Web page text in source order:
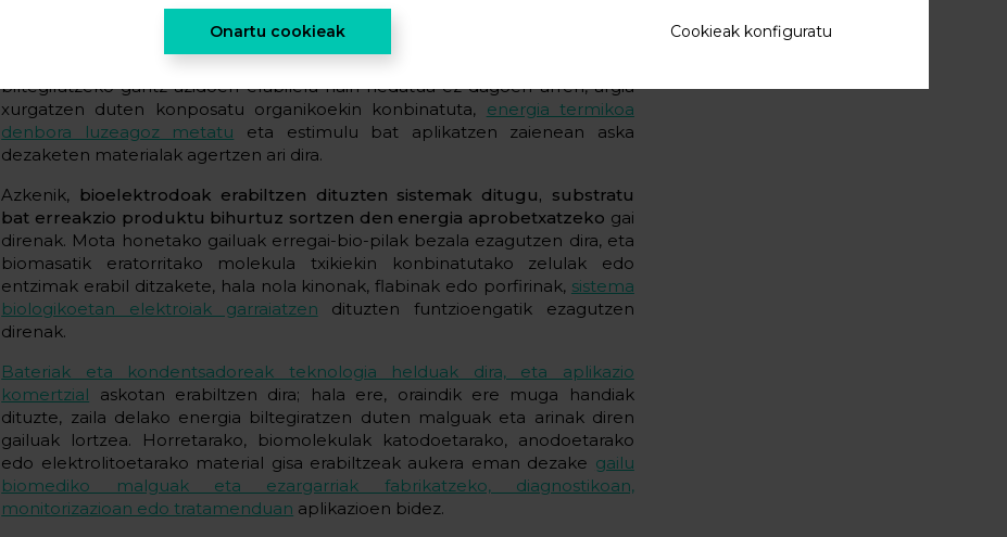
nanokanalez jardun dezaketen nanoporoak sortzeko
biltegiratzeko gantz-azidoen erabilera hain hedatua ez dagoen arren, argia
xurgatzen duten konposatu organikoekin konbinatuta, energia termikoa
denbora luzeagoz metatu eta estimulu bat aplikatzen zaienean aska
dezaketen materialak agertzen ari dira.
Azkenik, bioelektrodoak erabiltzen dituzten sistemak ditugu, substratu
bat erreakzio produktu bihurtuz sortzen den energia aprobetxatzeko gai
direnak. Mota honetako gailuak erregai-bio-pilak bezala ezagutzen dira, eta
biomasatik eratorritako molekula txikiekin konbinatutako zelulak edo
entzimak erabil ditzakete, hala nola kinonak, flabinak edo porfirinak, sistema
biologikoetan elektroiak garraiatzen dituzten funtzioengatik ezagutzen
direnak.
Bateriak eta kondentsadoreak teknologia helduak dira, eta aplikazio
komertzial askotan erabiltzen dira; hala ere, oraindik ere muga handiak
dituzte, zaila delako energia biltegiratzen duten malguak eta arinak diren
gailuak lortzea. Horretarako, biomolekulak katodoetarako, anodoetarako
edo elektrolitoetarako material gisa erabiltzeak aukera eman dezake gailu
biomediko malguak eta ezargarriak fabrikatzeko, diagnostikoan,
monitorizazioan edo tratamenduan aplikazioen bidez.
Onartu cookieak Cookieak konfiguratu